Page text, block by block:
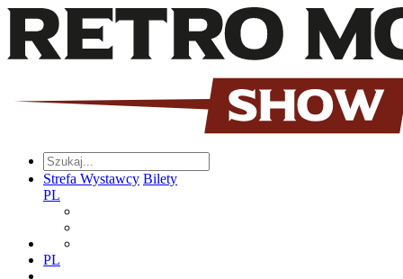
Strefa Wystawcy Bilety
PL
PL